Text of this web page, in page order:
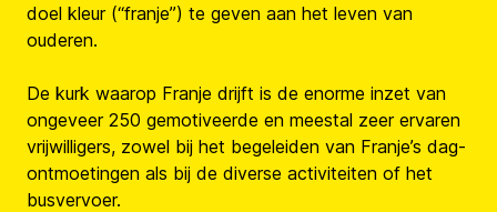
doel kleur (“franje”) te geven aan het leven van
ouderen.
De kurk waarop Franje drijft is de enorme inzet van
ongeveer 250 gemotiveerde en meestal zeer ervaren
vrijwilligers, zowel bij het begeleiden van Franje’s dag-
ontmoetingen als bij de diverse activiteiten of het
busvervoer.